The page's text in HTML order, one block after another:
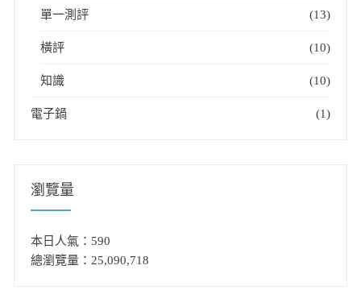
單一測評 (13)
橫評 (10)
知識 (10)
電子鍋 (1)
瀏覽量
本日人氣：590
總瀏覽量：25,090,718